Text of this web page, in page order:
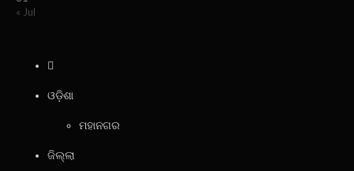
« Jul
ଓଡ଼ିଶା
ମହାନଗର
ଜିଲ୍ଲା